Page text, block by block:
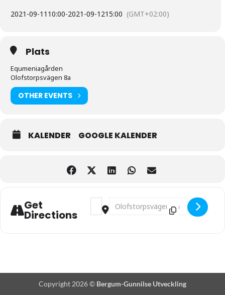
2021-09-11 10:00-2021-09-1215:00 (GMT+02:00)
Plats
Equmeniagården
Olofstorpsvägen 8a
OTHER EVENTS
KALENDER GOOGLE KALENDER
Get
Directions
Address - LOPPMARKNAD i
Destination Address -
Copyright 2026 © Bergum-Gunnilse Utveckling